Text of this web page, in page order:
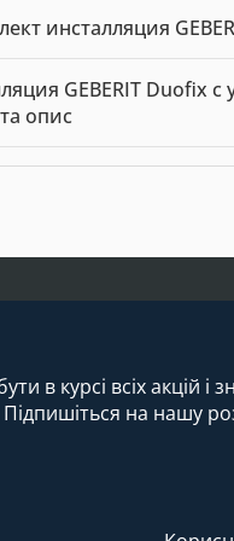
грн. Категорія:
инсталляция
GEBERIT Duofix
опис
Інсталяції для
в курсі всіх акцій і
Підпишіться на нашу